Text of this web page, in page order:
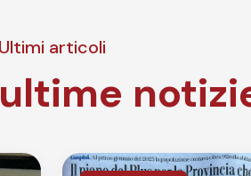
Ultimi articoli